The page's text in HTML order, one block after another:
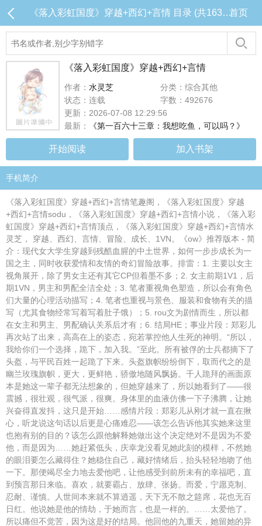
《落入彩虹国度》穿越+西幻+言情 目录 (共163章)首页
《落入彩虹国度》穿越+西幻+言情
作者： 水灵芝
分类：综合其他
状态：连载
字数：492676
更新：2026-07-08 12:29:56
最新：
《第一百六十三章：我想吃鱼，可以吗？》
开始阅读 加入书架
手机简介
《落入彩虹国度》穿越+西幻+言情笔趣阁，《落入彩虹国度》穿越
+西幻+言情sodu，《落入彩虹国度》穿越+西幻+言情小说，《落入彩
虹国度》穿越+西幻+言情顶点，《落入彩虹国度》穿越+西幻+言情水
灵芝， 穿越、西幻、言情、冒险、成长、1VN。《ow》推荐版本 - 简
介：现代女大学生穿越到残酷血腥的中土世界，如何一步步成长为一
国之主，同时收获爱情和友情的奇幻冒险故事。排雷：1. 主要以女主
视角展开，除了男女主还有其它CP但着墨不多；2. 女主前期1V1，后
期1VN，男主和男配全洁全处；3. 笔者重视角色塑造，所以会有角色
们大量的心理活动描写；4. 笔者也重视与景色、服装和食物有关的描
写（尤其食物经常写着写着肚子饿）；5. rou文为剧情而生，所以都
在女主和男主、男配确认关系后才有；6. 结局HE；事业片段：郑彩儿
再次站了出来，高高在上的姿态，宛若掌控他人生死的神明。“所以，
我给你们一个选择，跪下，加入我。”至此。所有被俘的士兵都摘下了
头盔，与平民百姓一起跪了下来。头盔旗帜纷纷倒下，取而代之的是
幽兰玫瑰旗帜，更大，更鲜艳，骄傲地随风飘扬。千人跪拜的画面原
本是她这一辈子都无法想象的，但她穿越来了，所以她看到了——很
震撼，很壮观，很气派，很爽。身体里的血液仿佛一下子沸腾，让她
兴奋得直发抖，这只是开始……感情片段：郑彩儿从刚才就一直在揪
心，听龙说这句话以后更是心痛难忍——该怎么告诉他其实她来这里
也抱有别的目的？该怎么跟他解释她做出这个决定绝对不是因为不爱
他，而是因为……她赶紧低头，庆幸龙没看见她此刻的模样，不然她
的眼泪要怎么藏得住？她稳住自己，藏好情绪后，抬头轻轻地吻了他
一下。那便竭尽全力地去爱他吧，让他感受到前所未有的幸福吧，直
到预言那日来临。喜欢，就要霸占、放肆、张扬。而爱，宁愿克制、
忍耐、谨慎。人世间本来就不算逍遥，天下无不散之筵席，花也无百
日红。他说她是他的情劫，于她而言，也是一样的。……太爱他了。
所以痛但不觉苦，因为这是好的结局。他回他的九重天，她留她的异